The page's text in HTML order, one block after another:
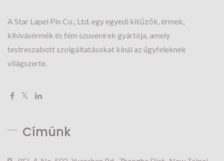
A Star Lapel Pin Co., Ltd. egy egyedi kitűzők, érmek,
kihívásérmék és fém szuvenírek gyártója, amely
testreszabott szolgáltatásokat kínál az ügyfeleknek
világszerte.
Címünk